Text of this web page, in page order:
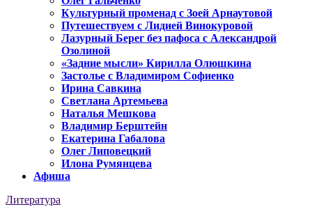
Культурный променад с Зоей Арнаутовой
Путешествуем с Лидией Винокуровой
Лазурный Берег без пафоса с Александрой
Озолиной
«Задние мысли» Кирилла Олюшкина
Застолье с Владимиром Софиенко
Ирина Савкина
Светлана Артемьева
Наталья Мешкова
Владимир Берштейн
Екатерина Габалова
Олег Липовецкий
Илона Румянцева
Афиша
Литература